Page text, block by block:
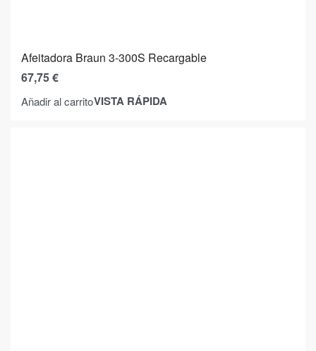
Afeitadora Braun 3-300S Recargable
67,75€
Añadir al carritoVISTA RÁPIDA